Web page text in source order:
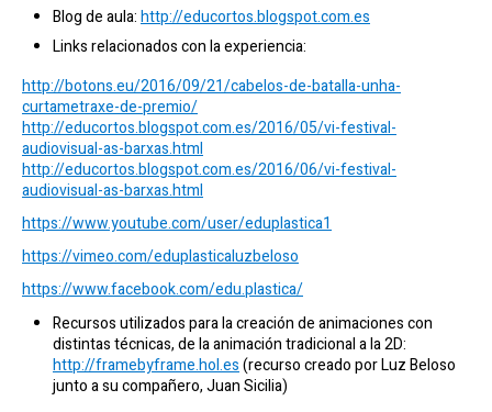
Blog de aula:http://educortos.blogspot.com.es
Links relacionados con la experiencia:
http://botons.eu/2016/09/21/cabelos-de-batalla-unha-
curtametraxe-de-premio/
http://educortos.blogspot.com.es/2016/05/vi-festival-
audiovisual-as-barxas.html
http://educortos.blogspot.com.es/2016/06/vi-festival-
audiovisual-as-barxas.html
https://www.youtube.com/user/eduplastica1
https://vimeo.com/eduplasticaluzbeloso
https://www.facebook.com/edu.plastica/
Recursos utilizados para la creación de animaciones con
distintas técnicas, de la animación tradicional a la 2D:
http://framebyframe.hol.es(recurso creado por Luz Beloso
junto a su compañero, Juan Sicilia)